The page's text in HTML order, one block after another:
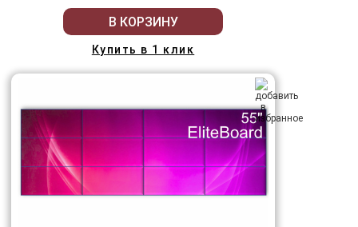
В КОРЗИНУ
Купить в 1 клик